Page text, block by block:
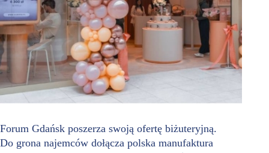
Forum Gdańsk poszerza swoją ofertę biżuteryjną.
Do grona najemców dołącza polska manufaktura